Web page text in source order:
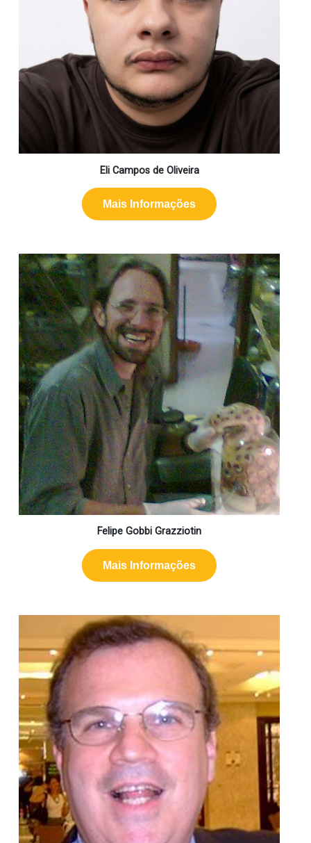
Eli Campos de Oliveira
Mais Informações
Felipe Gobbi Grazziotin
Mais Informações